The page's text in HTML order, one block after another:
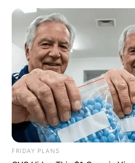
FRIDAY PLANS